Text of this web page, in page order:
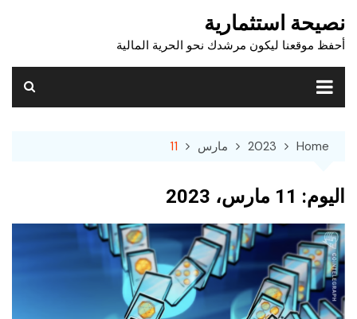
content
نصيحة استثمارية
أحفظ موقعنا ليكون مرشدك نحو الحرية المالية
Home
2023 مارس 11
اليوم: 11 مارس، 2023